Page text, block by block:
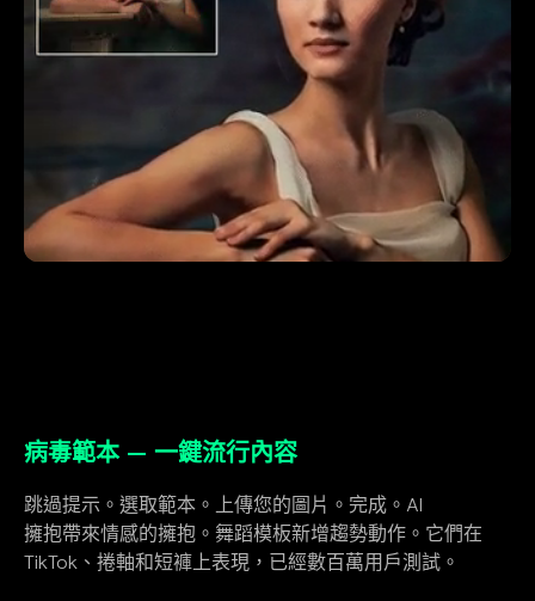
病毒範本 — 一鍵流行內容
跳過提示。選取範本。上傳您的圖片。完成。AI
擁抱帶來情感的擁抱。舞蹈模板新增趨勢動作。它們在
TikTok、捲軸和短褲上表現，已經數百萬用戶測試。